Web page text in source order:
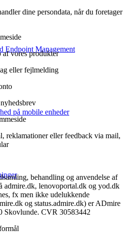
Endpoint Management
på mobile enheder
dine persondata, når du foretager
vores produkter
eller fejlmelding
eller feedback via mail,
behandling og anvendelse af
admire.dk, lenovoportal.dk og yod.dk
fx men ikke udelukkende
og status.admire.dk) er ADmire
Skovlunde. CVR 30583442